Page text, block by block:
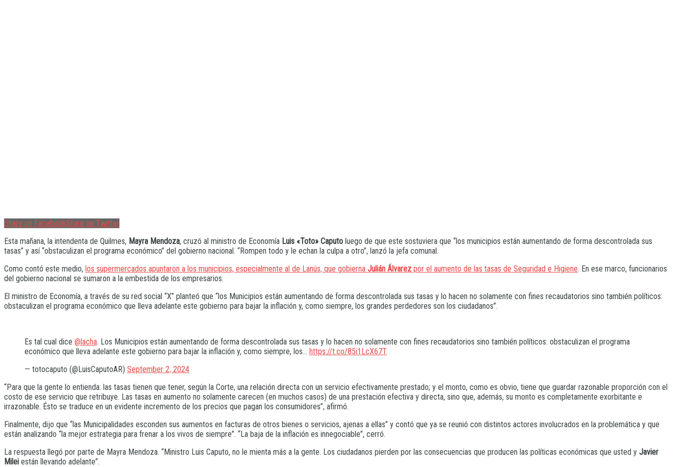
Share on FacebookShare on Twitter
Esta mañana, la intendenta de Quilmes, Mayra Mendoza, cruzó al ministro de Economía Luis «Toto» Caputo luego de que este sostuviera que “los municipios están aumentando de forma descontrolada sus
tasas” y así “obstaculizan el programa económico” del gobierno nacional. “Rompen todo y le echan la culpa a otro”, lanzó la jefa comunal.
Como contó este medio, los supermercados apuntaron a los municipios, especialmente al de Lanús, que gobierna Julián Álvarez por el aumento de las tasas de Seguridad e Higiene. En ese marco, funcionarios
del gobierno nacional se sumaron a la embestida de los empresarios.
El ministro de Economía, a través de su red social “X” planteó que “los Municipios están aumentando de forma descontrolada sus tasas y lo hacen no solamente con fines recaudatorios sino también políticos:
obstaculizan el programa económico que lleva adelante este gobierno para bajar la inflación y, como siempre, los grandes perdedores son los ciudadanos”.
Es tal cual dice @lacha. Los Municipios están aumentando de forma descontrolada sus tasas y lo hacen no solamente con fines recaudatorios sino también políticos: obstaculizan el programa
económico que lleva adelante este gobierno para bajar la inflación y, como siempre, los… https://t.co/85i1LcX67T
— totocaputo (@LuisCaputoAR) September 2, 2024
“Para que la gente lo entienda: las tasas tienen que tener, según la Corte, una relación directa con un servicio efectivamente prestado; y el monto, como es obvio, tiene que guardar razonable proporción con el
costo de ese servicio que retribuye. Las tasas en aumento no solamente carecen (en muchos casos) de una prestación efectiva y directa, sino que, además, su monto es completamente exorbitante e
irrazonable. Ésto se traduce en un evidente incremento de los precios que pagan los consumidores”, afirmó.
Finalmente, dijo que “las Municipalidades esconden sus aumentos en facturas de otros bienes o servicios, ajenas a ellas” y contó que ya se reunió con distintos actores involucrados en la problemática y que
están analizando “la mejor estrategia para frenar a los vivos de siempre”. “La baja de la inflación es innegociable”, cerró.
La respuesta llegó por parte de Mayra Mendoza. “Ministro Luis Caputo, no le mienta más a la gente. Los ciudadanos pierden por las consecuencias que producen las políticas económicas que usted y Javier
Milei están llevando adelante”.